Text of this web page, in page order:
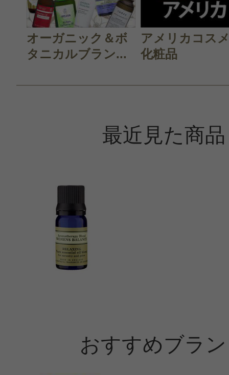
すべての15件のクチコミを見
らクチコミ投稿すると1 商品に
ントプレゼント！
オーガニック＆ボ
タニカルブラン...
アメリカコス
化粧品
最近見た商品
おすすめブラ